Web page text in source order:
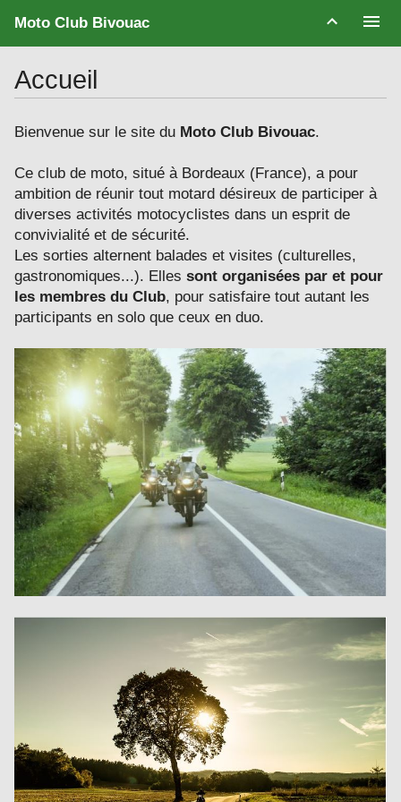
Moto Club Bivouac
Accueil
Bienvenue sur le site du Moto Club Bivouac.
Ce club de moto, situé à Bordeaux (France), a pour
ambition de réunir tout motard désireux de participer à
diverses activités motocyclistes dans un esprit de
convivialité et de sécurité.
Les sorties alternent balades et visites (culturelles,
gastronomiques...). Elles sont organisées par et pour
les membres du Club, pour satisfaire tout autant les
participants en solo que ceux en duo.